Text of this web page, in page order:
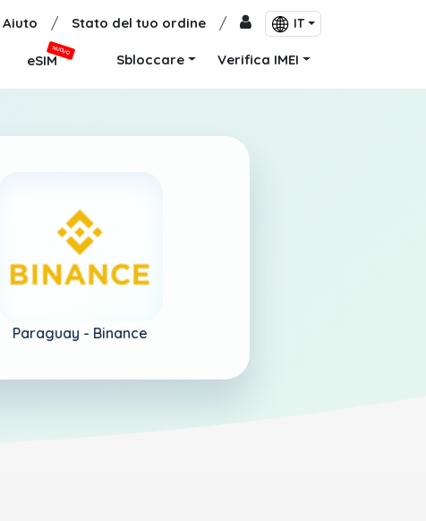
Aiuto / Stato del tuo ordine / IT
eSIM
NUOVO
Sbloccare Verifica IMEI
Paraguay - Binance